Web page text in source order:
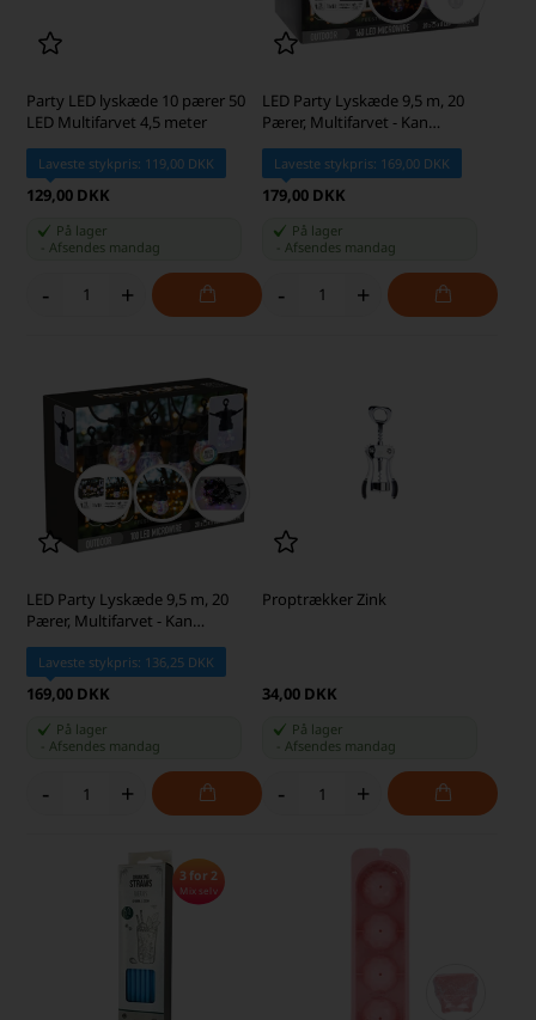
Party LED lyskæde 10 pærer 50
LED Multifarvet 4,5 meter
Laveste stykpris: 119,00 DKK
129,00 DKK
På lager
Afsendes mandag
- +
LED Party Lyskæde 9,5 m, 20
Pærer, Multifarvet - Kan
Forlænges
Laveste stykpris: 169,00 DKK
179,00 DKK
På lager
Afsendes mandag
- +
LED Party Lyskæde 9,5 m, 20
Pærer, Multifarvet - Kan
Forlænges
Laveste stykpris: 136,25 DKK
169,00 DKK
På lager
-Afsendes mandag
- +
Proptrækker Zink
34,00 DKK
På lager
Afsendes mandag
- +
3 for 2
Mix selv